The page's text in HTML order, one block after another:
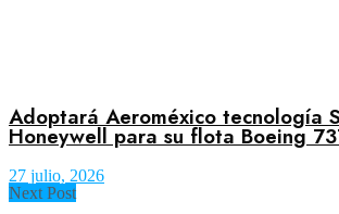
Adoptará Aeroméxico tecnología
Honeywell para su flota Boeing
27 julio, 2026
Next Post